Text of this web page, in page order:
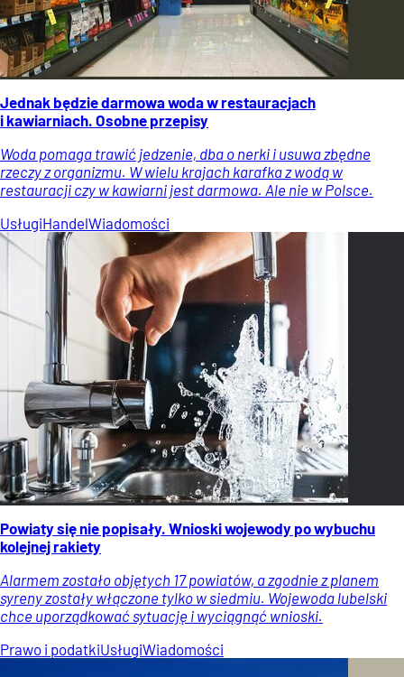
Jednak będzie darmowa woda w restauracjach
i kawiarniach. Osobne przepisy
Woda pomaga trawić jedzenie, dba o nerki i usuwa zbędne
rzeczy z organizmu. W wielu krajach karafka z wodą w
restauracji czy w kawiarni jest darmowa. Ale nie w Polsce.
UsługiHandelWiadomości
Powiaty się nie popisały. Wnioski wojewody po wybuchu
kolejnej rakiety
Alarmem zostało objętych 17 powiatów, a zgodnie z planem
syreny zostały włączone tylko w siedmiu. Wojewoda lubelski
chce uporządkować sytuację i wyciągnąć wnioski.
Prawo i podatkiUsługiWiadomości